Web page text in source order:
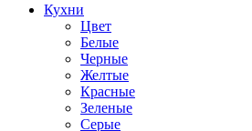
Кухни
Цвет
Белые
Черные
Желтые
Красные
Зеленые
Серые